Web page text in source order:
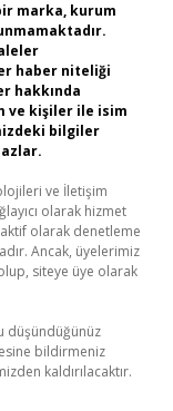
marka, kurum
haber niteliği
hakkında
ve kişiler ile isim
bilgiler
ve İletişim
olarak hizmet
olarak denetleme
Ancak, üyelerimiz
siteye üye olarak
düşündüğünüz
bildirmeniz
kaldırılacaktır.